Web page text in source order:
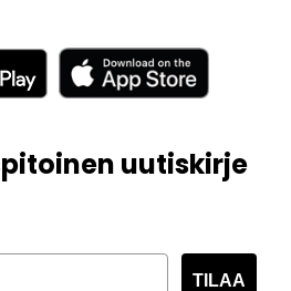
uutiskirje
TILAA